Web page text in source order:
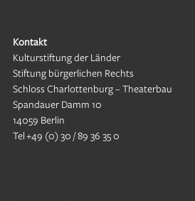
Kontakt
Kulturstiftung der Länder
Stiftung bürgerlichen Rechts
Schloss Charlottenburg – Theaterbau
Spandauer Damm 10
14059 Berlin
Tel+49 (0) 30 / 89 36 35 0